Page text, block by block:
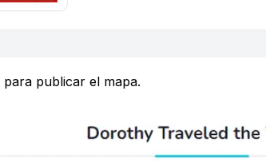
para publicar el mapa.